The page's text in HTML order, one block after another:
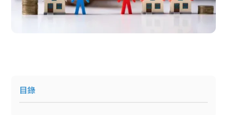
目錄